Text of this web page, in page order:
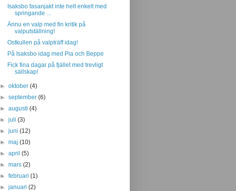
Isaksbo fasanjakt inte helt enkelt med
springande ...
Ännu en valp med fin kritik på
valputställning!
Ostkullen på valpträff idag!
På Isaksbo idag med Pia och Beppe
Fick fina dagar på fjället med trevligt
sällskap!
►oktober(4)
►september(6)
►augusti(4)
►juli(3)
►juni(12)
►maj(10)
►april(5)
►mars(2)
►februari(1)
►januari(2)